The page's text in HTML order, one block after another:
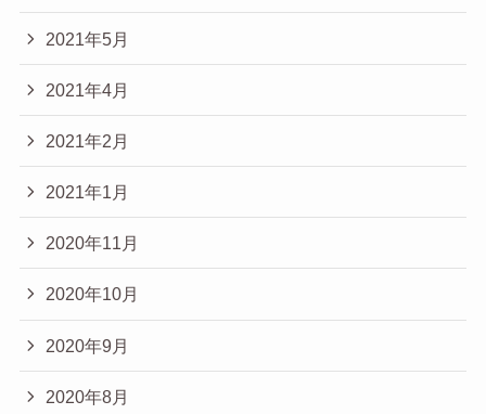
2021年5月
2021年4月
2021年2月
2021年1月
2020年11月
2020年10月
2020年9月
2020年8月